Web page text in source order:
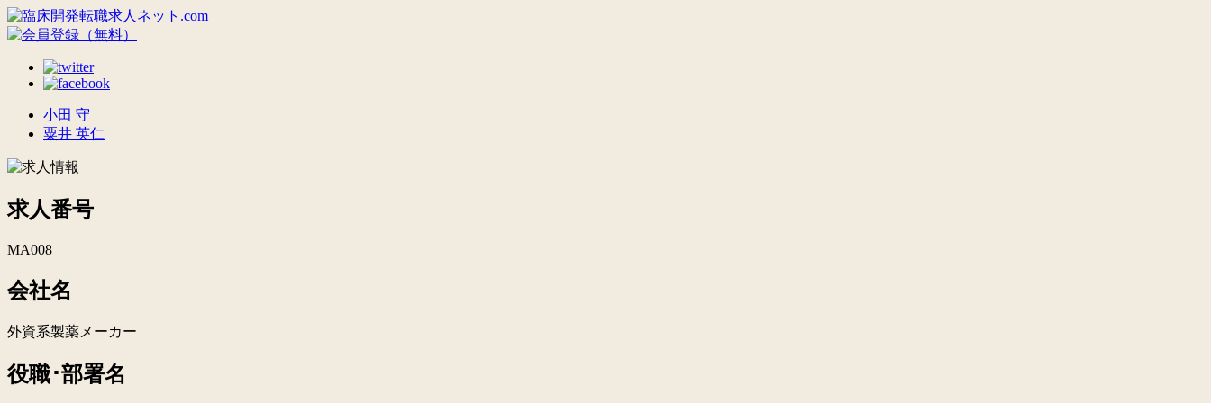
小田 守
粟井 英仁
求人番号
MA008
会社名
外資系製薬メーカー
役職･部署名